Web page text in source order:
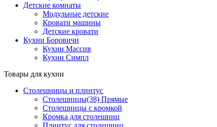
Детские комнаты
Модульные детские
Кровати машины
Детские кровати
Кухни Боровичи
Кухни Массив
Кухни Симпл
Товары для кухни
Столешницы и плинтус
Столешницы(38) Прямые
Столешницы с кромкой
Кромка для столешниц